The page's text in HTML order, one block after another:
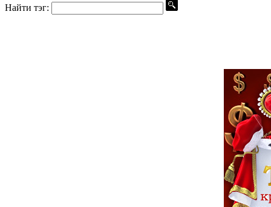
Найти тэг: